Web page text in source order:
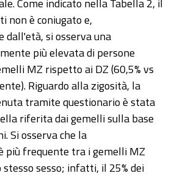
non è coniugato e,
dall'età, si osserva una
più elevata di persone
MZ rispetto ai DZ (60,5% vs
Riguardo alla zigosità, la
tramite questionario è stata
riferita dai gemelli sulla base
Si osserva che la
più frequente tra i gemelli MZ
sesso; infatti, il 25% dei